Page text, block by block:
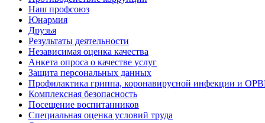
Наш профсоюз
Юнармия
Друзья
Результаты деятельности
Независимая оценка качества
Анкета опроса о качестве услуг
Защита персональных данных
Профилактика гриппа, коронавирусной инфекции и
Комплексная безопасность
Посещение воспитанников
Специальная оценка условий труда